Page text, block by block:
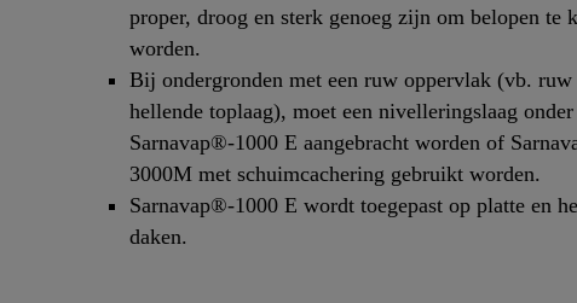
proper, droog en sterk genoeg zijn om belopen te
worden.
Bij ondergronden met een ruw oppervlak (vb.
hellende toplaag), moet een nivelleringslaag onder
Sarnavap®-1000 E aangebracht worden of
3000M met schuimcachering gebruikt worden.
Sarnavap®-1000 E wordt toegepast op platte en
daken.